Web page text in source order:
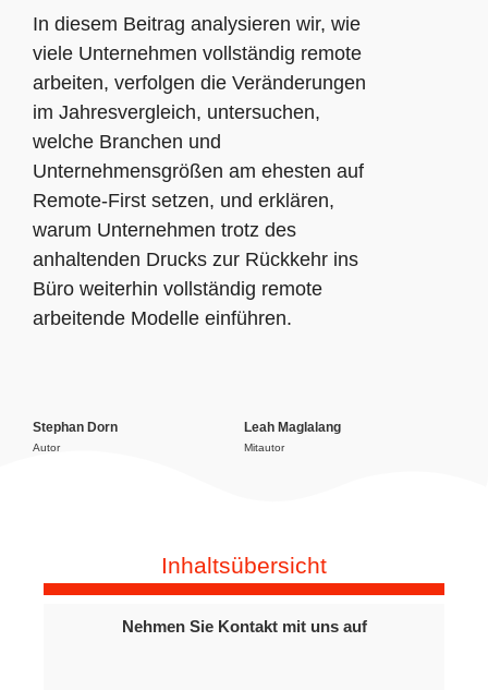
In diesem Beitrag analysieren wir, wie
viele Unternehmen vollständig remote
arbeiten, verfolgen die Veränderungen
im Jahresvergleich, untersuchen,
welche Branchen und
Unternehmensgrößen am ehesten auf
Remote-First setzen, und erklären,
warum Unternehmen trotz des
anhaltenden Drucks zur Rückkehr ins
Büro weiterhin vollständig remote
arbeitende Modelle einführen.
Stephan Dorn
Autor
Leah Maglalang
Mitautor
Inhaltsübersicht
Nehmen Sie Kontakt mit uns auf